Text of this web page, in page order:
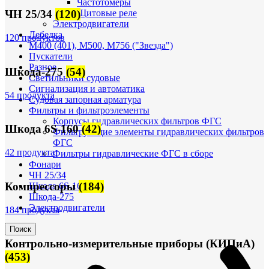
Частотомеры
Щитовые реле
Электродвигатели
Лебедка
М400 (401), М500, М756 ("Звезда")
Пускатели
Разное
Светильники судовые
Сигнализация и автоматика
Судовая запорная арматура
Фильтры и фильтроэлементы
Корпусы гидравлических фильтров ФГС
Фильтрующие элементы гидравлических фильтров
ФГС
Фильтры гидравлические ФГС в сборе
Фонари
ЧН 25/34
Шкода 6S-160
Шкода-275
Электродвигатели
Поиск
ЧН 25/34 (120)
120 продуктов
Шкода-275 (54)
54 продукта
Шкода 6S-160(42)
42 продукта
Компрессоры(184)
184 продукта
Контрольно-измерительные приборы (КИПиА)
(453)